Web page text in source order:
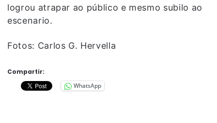
logrou atrapar ao público e mesmo subilo ao
escenario.
Fotos: Carlos G. Hervella
Compartir:
WhatsApp